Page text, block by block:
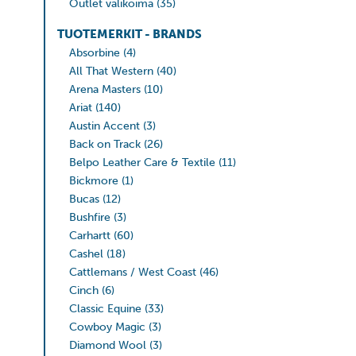
Outlet valikoima (35)
TUOTEMERKIT - BRANDS
Absorbine (4)
All That Western (40)
Arena Masters (10)
Ariat (140)
Austin Accent (3)
Back on Track (26)
Belpo Leather Care & Textile (11)
Bickmore (1)
Bucas (12)
Bushfire (3)
Carhartt (60)
Cashel (18)
Cattlemans / West Coast (46)
Cinch (6)
Classic Equine (33)
Cowboy Magic (3)
Diamond Wool (3)